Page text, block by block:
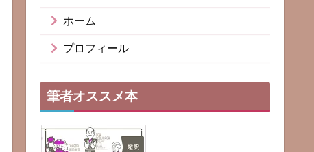
ホーム
プロフィール
筆者オススメ本